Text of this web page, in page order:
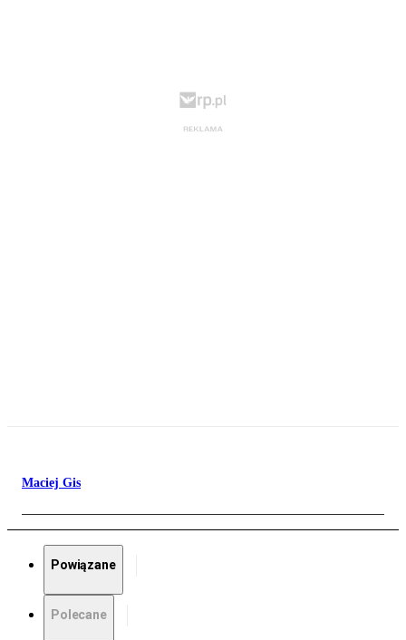
Maciej Gis
Powiązane
Polecane